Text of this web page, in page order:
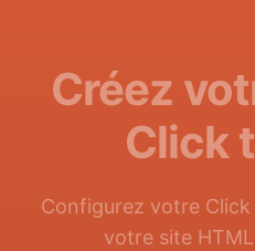
Créez
Click
Configurez votre
votre site